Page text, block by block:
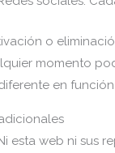
o
momento
en
esta web ni sus